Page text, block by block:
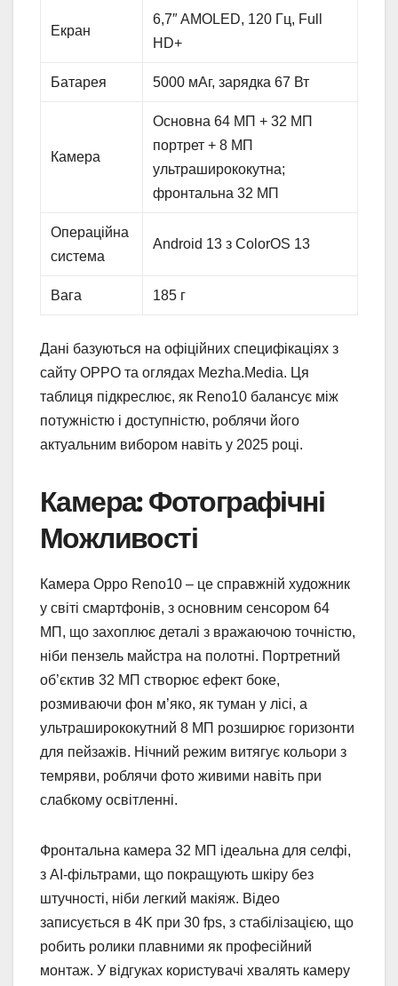
Екран
6,7″ AMOLED, 120 Гц, Full
HD+
Батарея 5000 мАг, зарядка 67 Вт
Камера
Основна 64 МП + 32 МП
портрет + 8 МП
ультраширококутна;
фронтальна 32 МП
Операційна
система
Android 13 з ColorOS 13
Вага 185 г
Дані базуються на офіційних специфікаціях з
сайту OPPO та оглядах Mezha.Media. Ця
таблиця підкреслює, як Reno10 балансує між
потужністю і доступністю, роблячи його
актуальним вибором навіть у 2025 році.
Камера: Фотографічні
Можливості
Камера Oppo Reno10 – це справжній художник
у світі смартфонів, з основним сенсором 64
МП, що захоплює деталі з вражаючою точністю,
ніби пензель майстра на полотні. Портретний
об’єктив 32 МП створює ефект боке,
розмиваючи фон м’яко, як туман у лісі, а
ультраширококутний 8 МП розширює горизонти
для пейзажів. Нічний режим витягує кольори з
темряви, роблячи фото живими навіть при
слабкому освітленні.
Фронтальна камера 32 МП ідеальна для селфі,
з AI-фільтрами, що покращують шкіру без
штучності, ніби легкий макіяж. Відео
записується в 4K при 30 fps, з стабілізацією, що
робить ролики плавними як професійний
монтаж. У відгуках користувачі хвалять камеру